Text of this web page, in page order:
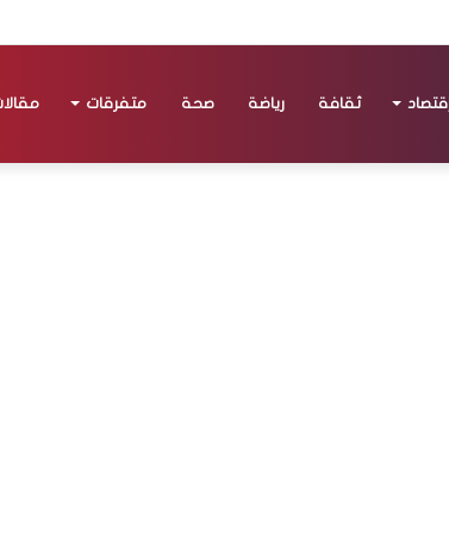
إقتصاد ثقافة رياضة صحة متفرقات